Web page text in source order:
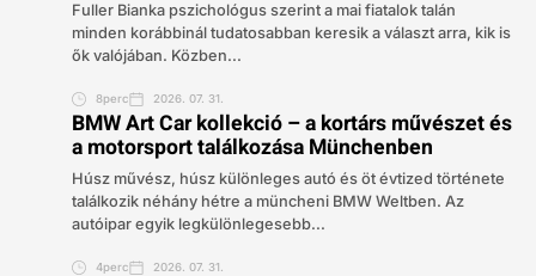
Fuller Bianka pszichológus szerint a mai fiatalok talán
minden korábbinál tudatosabban keresik a választ arra, kik is
ők valójában. Közben...
8perc 2026. 07. 31.
BMW Art Car kollekció – a kortárs művészet és
a motorsport találkozása Münchenben
Húsz művész, húsz különleges autó és öt évtized története
találkozik néhány hétre a müncheni BMW Weltben. Az
autóipar egyik legkülönlegesebb...
4perc 2026. 07. 31.